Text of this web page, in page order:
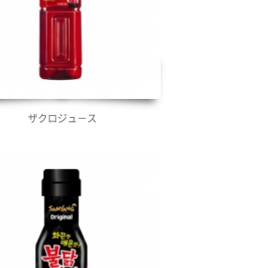
ザクロジュ－ス